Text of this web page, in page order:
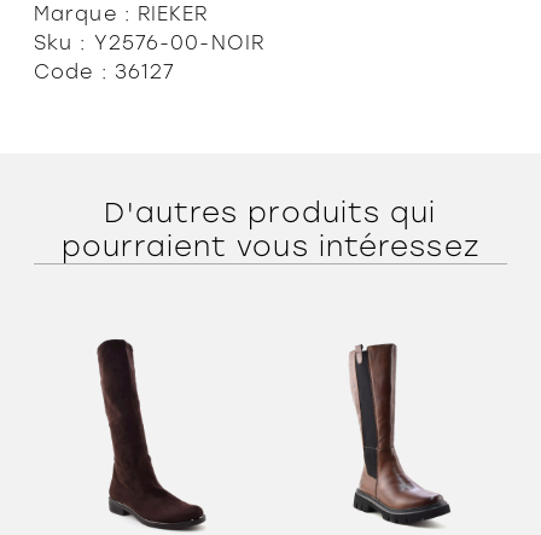
Marque : RIEKER
Sku : Y2576-00-NOIR
Code : 36127
D'autres produits qui
pourraient vous intéressez